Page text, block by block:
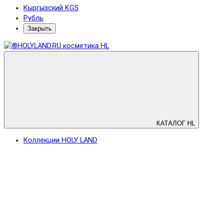
Кыргызский KGS
Рубль
Закрыть
КАТАЛОГ HL
Коллекции HOLY LAND